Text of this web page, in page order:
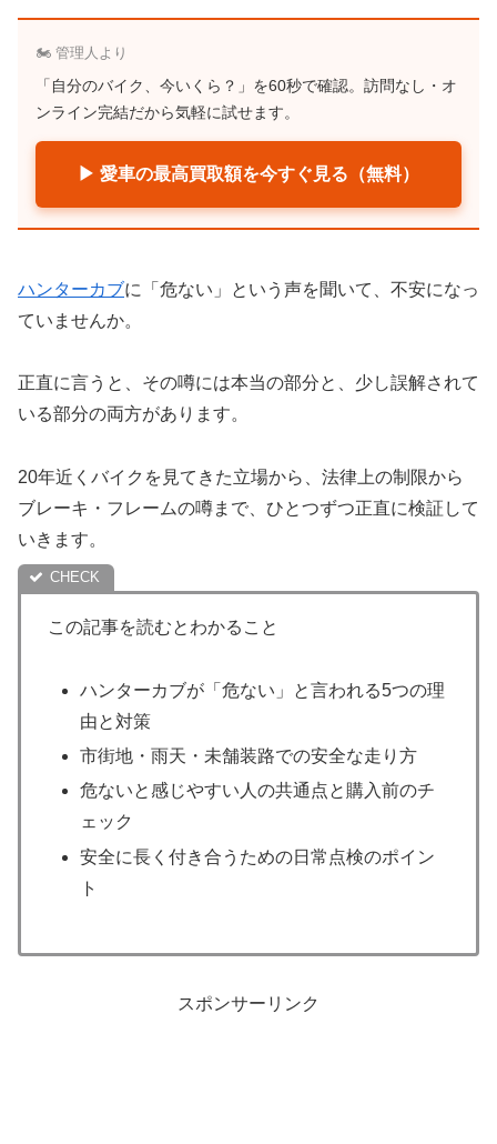
🏍️ 管理人より
「自分のバイク、今いくら？」を60秒で確認。訪問なし・オ
ンライン完結だから気軽に試せます。
▶ 愛車の最高買取額を今すぐ見る（無料）
ハンターカブに「危ない」という声を聞いて、不安になっ
ていませんか。
正直に言うと、その噂には本当の部分と、少し誤解されて
いる部分の両方があります。
20年近くバイクを見てきた立場から、法律上の制限から
ブレーキ・フレームの噂まで、ひとつずつ正直に検証して
いきます。
この記事を読むとわかること
ハンターカブが「危ない」と言われる5つの理
由と対策
市街地・雨天・未舗装路での安全な走り方
危ないと感じやすい人の共通点と購入前のチ
ェック
安全に長く付き合うための日常点検のポイン
ト
スポンサーリンク